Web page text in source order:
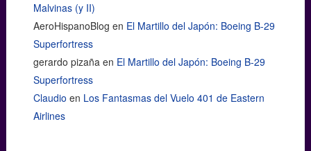
Malvinas (y II)
AeroHispanoBlog en El Martillo del Japón: Boeing B-29
Superfortress
gerardo pizañaen El Martillo del Japón: Boeing B-29
Superfortress
Claudio en Los Fantasmas del Vuelo 401 de Eastern
Airlines